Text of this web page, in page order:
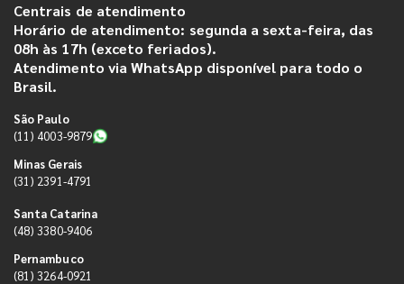
Centrais de atendimento
Horário de atendimento: segunda a sexta-feira, das
08h às 17h (exceto feriados).
Atendimento via WhatsApp disponível para todo o
Brasil.
São Paulo
(11) 4003-9879
Minas Gerais
(31) 2391-4791
Santa Catarina
(48) 3380-9406
Pernambuco
(81) 3264-0921